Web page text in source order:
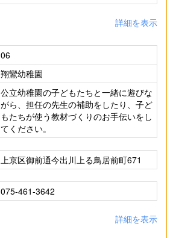
詳細を表示
06
翔鸞幼稚園
公立幼稚園の子どもたちと一緒に遊びな
がら、担任の先生の補助をしたり、子ど
もたちが使う教材づくりのお手伝いをし
てください。
上京区御前通今出川上る鳥居前町671
075-461-3642
詳細を表示